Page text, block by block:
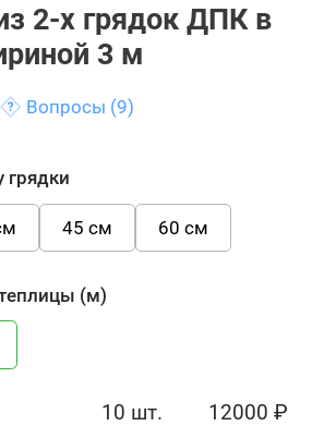
2-х грядок ДПК в
3 м
Вопросы (9)
грядки
45 см 60 см
(м)
10 шт.
12000₽